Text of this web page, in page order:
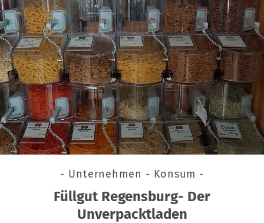
- Unternehmen - Konsum -
Füllgut Regensburg- Der
Unverpacktladen